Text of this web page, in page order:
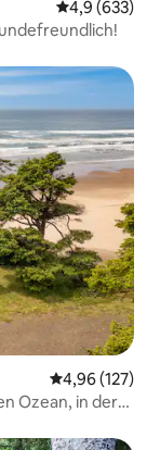
4,9 (633)
4,96 (127)
Ozean, in der